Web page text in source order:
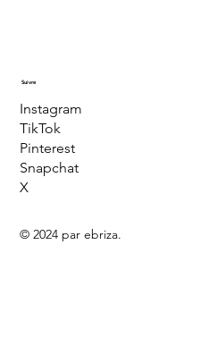
Suivre
Instagram
TikTok
Pinterest
Snapchat
X
© 2024 par ebriza.